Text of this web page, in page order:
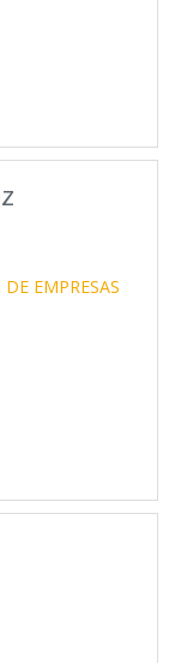
EMPRESAS